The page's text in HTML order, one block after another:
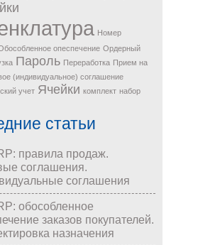
Номер
опеспечение Ордерный
Пароль Переработка Прием на
(индивидуальное) соглашение
учет Ячейки комплект набор
статьи
правила продаж.
соглашения.
соглашения
обособленное
заказов покупателей.
назначения